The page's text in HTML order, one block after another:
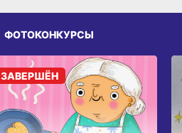
ФОТОКОНКУРСЫ
ЗАВЕРШЁН